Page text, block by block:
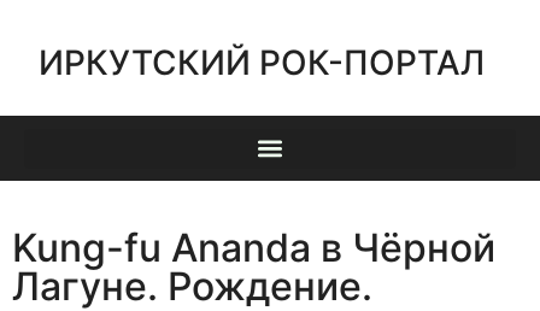
ИРКУТСКИЙ РОК-ПОРТАЛ
Kung-fu Ananda в Чёрной
Лагуне. Рождение.